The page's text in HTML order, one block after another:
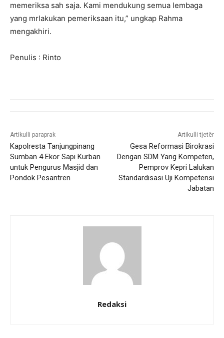
memeriksa sah saja. Kami mendukung semua lembaga
yang mrlakukan pemeriksaan itu,” ungkap Rahma
mengakhiri.
Penulis : Rinto
Artikulli paraprak
Kapolresta Tanjungpinang
Sumban 4 Ekor Sapi Kurban
untuk Pengurus Masjid dan
Pondok Pesantren
Artikulli tjetër
Gesa Reformasi Birokrasi
Dengan SDM Yang Kompeten,
Pemprov Kepri Lalukan
Standardisasi Uji Kompetensi
Jabatan
Redaksi